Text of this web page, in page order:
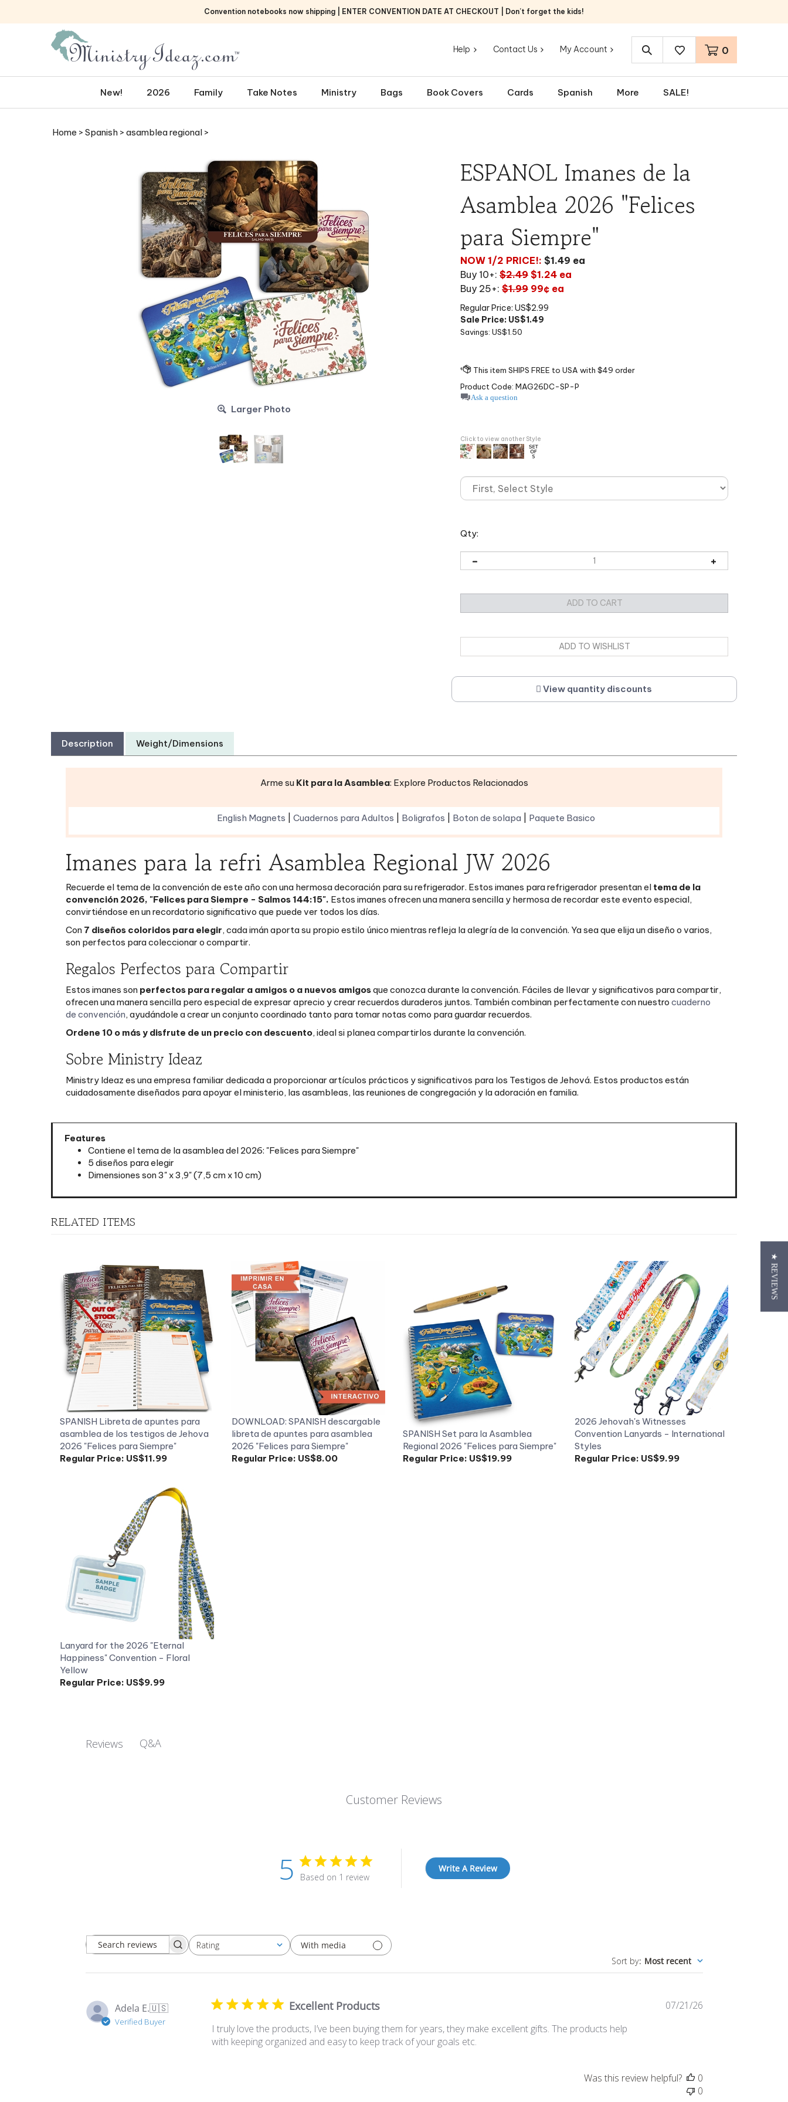
Convention notebooks now shipping | ENTER CONVENTION DATE AT CHECKOUT | Don’t forget the kids!
Help Contact Us My Account
site:
0
New! 2026 Family Take Notes Ministry Bags Book Covers Cards Spanish More SALE!
Home > Spanish > asamblea regional >
Larger Photo
ESPANOL Imanes de la
Asamblea 2026 "Felices
para Siempre"
NOW 1/2 PRICE!: $1.49 ea
Buy 10+: $2.49 $1.24 ea
Buy 25+: $1.99 99¢ ea
Regular Price: US$2.99
Sale Price: US$1.49
Savings: US$1.50
Product Code: MAG26DC-SP-P
Ask a question
Click to view another Style
Qty:
Imanes para la refri Asamblea Regional JW 2026
Recuerde el tema de la convención de este año con una hermosa decoración para su refrigerador. Estos imanes para refrigerador presentan el
convención 2026, "Felices para Siempre - Salmos 144:15".
Estos imanes ofrecen una manera sencilla y hermosa de recordar este evento especial,
convirtiéndose en un recordatorio significativo que puede ver todos los días.
Con7 diseños coloridos para elegir, cada imán aporta su propio estilo único mientras refleja la alegría de la convención. Ya sea que elija un diseño o varios,
son perfectos para coleccionar o compartir.
Regalos Perfectos para Compartir
Estos imanes sonperfectos para regalar a amigos o a nuevos amigos
ofrecen una manera sencilla pero especial de expresar aprecio y crear recuerdos duraderos juntos. También combinan perfectamente con nuestro
de convención, ayudándole a crear un conjunto coordinado tanto para tomar notas como para guardar recuerdos.
Ordene 10 o más y disfrute de un precio con descuento, ideal si planea compartirlos durante la convención.
Sobre Ministry Ideaz
Ministry Ideaz es una empresa familiar dedicada a proporcionar artículos prácticos y significativos para los Testigos de Jehová. Estos productos están
cuidadosamente diseñados para apoyar el ministerio, las asambleas, las reuniones de congregación y la adoración en familia.
Features
5 diseños para elegir
Dimensiones son 3" x 3,9" (7,5 cm x 10 cm)
SPANISH Libreta de apuntes para
asamblea de los testigos de Jehova
2026 "Felices para Siempre"
Regular Price:US$11.99
DOWNLOAD: SPANISH descargable
libreta de apuntes para asamblea
2026 "Felices para Siempre"
Regular Price:US$8.00
SPANISH Set para la Asamblea
Regional 2026 "Felices para Siempre"
Regular Price:US$19.99
2026 Jehovah's Witnesses
Convention Lanyards - International
Styles
Regular Price:US$9.99
Lanyard for the 2026 "Eternal
Happiness" Convention - Floral
Yellow
Regular Price:US$9.99
5 Based on 1 review
Search
reviews
Verified Buyer
I truly love the products, I’ve been buying them for years, they make excellent gifts. The products help
with keeping organized and easy to keep track of your goals etc.
0
★ REVIEWS